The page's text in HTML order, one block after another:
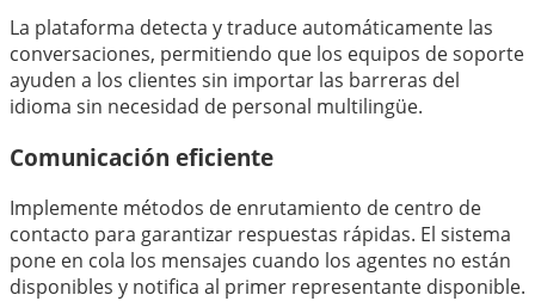
La plataforma detecta y traduce automáticamente las
conversaciones, permitiendo que los equipos de soporte
ayuden a los clientes sin importar las barreras del
idioma sin necesidad de personal multilingüe.
Comunicación eficiente
Implemente métodos de enrutamiento de centro de
contacto para garantizar respuestas rápidas. El sistema
pone en cola los mensajes cuando los agentes no están
disponibles y notifica al primer representante disponible.